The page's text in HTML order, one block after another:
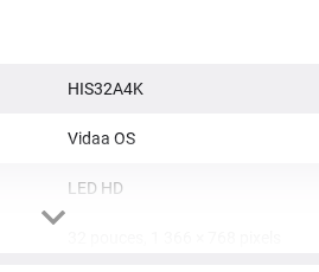
HIS32A4K
Vidaa OS
LED HD